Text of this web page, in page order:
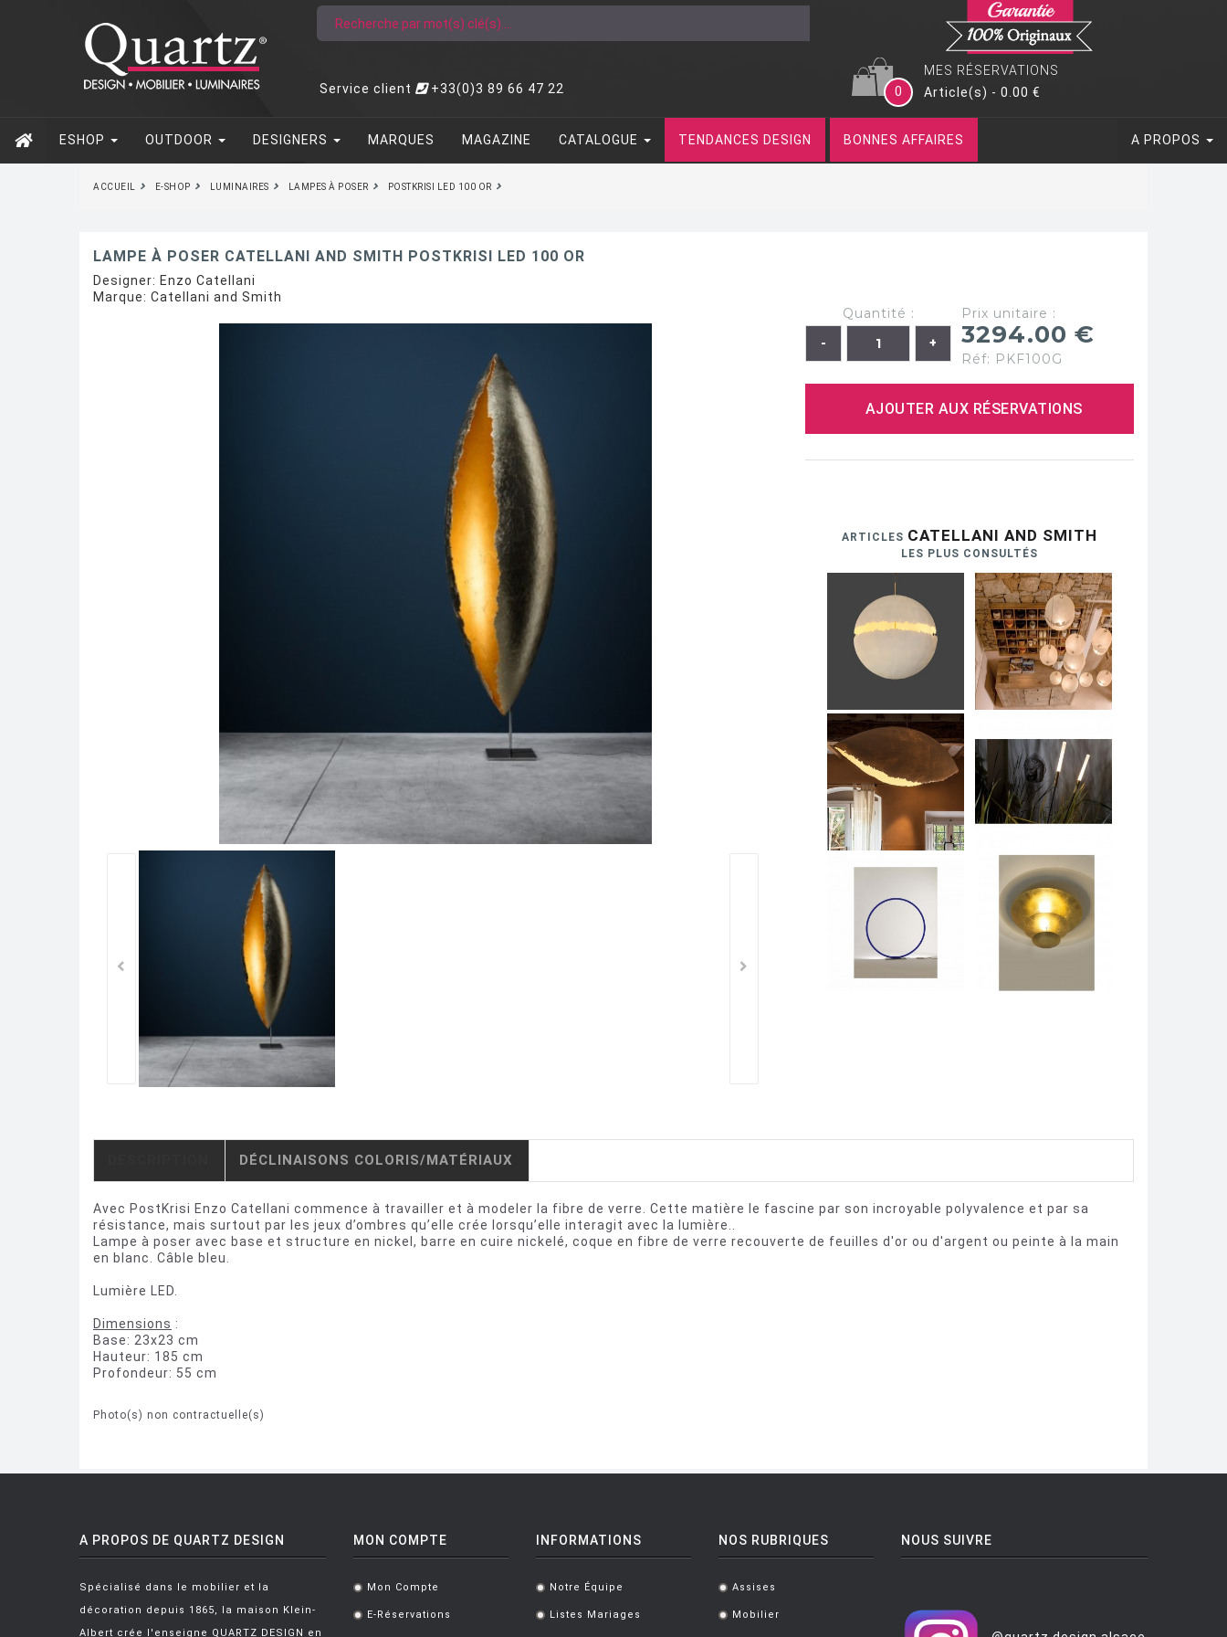
Service client +33(0)3 89 66 47 22
MES RÉSERVATIONS
0
Article(s) - 0.00 €
ESHOP OUTDOOR DESIGNERS MARQUES MAGAZINE CATALOGUE TENDANCES DESIGN BONNES AFFAIRES A PROPOS
ACCUEIL E-SHOP LUMINAIRES LAMPES À POSER POSTKRISI LED 100 OR
LAMPE À POSER CATELLANI AND SMITH POSTKRISI LED 100 OR
Designer: Enzo Catellani
Marque: Catellani and Smith
Quantité : Prix unitaire :
3294.00 €
Réf: PKF100G
AJOUTER AUX RÉSERVATIONS
ARTICLES CATELLANI AND SMITH
LES PLUS CONSULTÉS
DÉCLINAISONS COLORIS/MATÉRIAUX
Avec PostKrisi Enzo Catellani commence à travailler et à modeler la fibre de verre. Cette matière le fascine par son incroyable polyvalence et par sa
résistance, mais surtout par les jeux d’ombres qu’elle crée lorsqu’elle interagit avec la lumière..
Lampe à poser avec base et structure en nickel, barre en cuire nickelé, coque en fibre de verre recouverte de feuilles d'or ou d'argent ou peinte à la main
en blanc. Câble bleu.
Lumière LED.
Dimensions :
Base: 23x23 cm
Hauteur: 185 cm
Profondeur: 55 cm
Photo(s) non contractuelle(s)
A PROPOS DE QUARTZ DESIGN
Spécialisé dans le mobilier et la
décoration depuis 1865, la maison Klein-
Albert crée l'enseigne QUARTZ DESIGN en
MON COMPTE
. Mon Compte
. E-Réservations
INFORMATIONS
. Notre Équipe
. Listes Mariages
NOS RUBRIQUES
. Assises
. Mobilier
NOUS SUIVRE